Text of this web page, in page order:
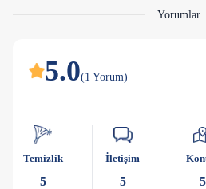
şömine bulunmaktadır. Salondan havuz
makinası, bulaşık makinası, fırın,
ankastre 4'lü ocak, elektrikli su
tencereler, bardaklar, mutfak araç ve
1. Yatak odası :
1 adet çift kişilik
dolabı, komodin, klima, banyo ve
Odamız havuz katındadır.
Yorumlar
5.0(1 Yorum)
Temizlik
5
İletişim
5 5